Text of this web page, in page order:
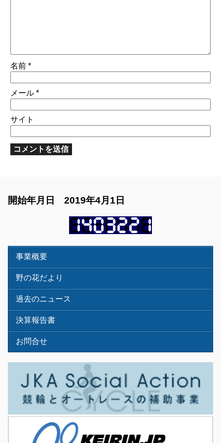
名前 *
メール *
サイト
開始年月日 2019年4月1日
事業概要
野の花だより
過去のニュース
決算報告書
お問合せ